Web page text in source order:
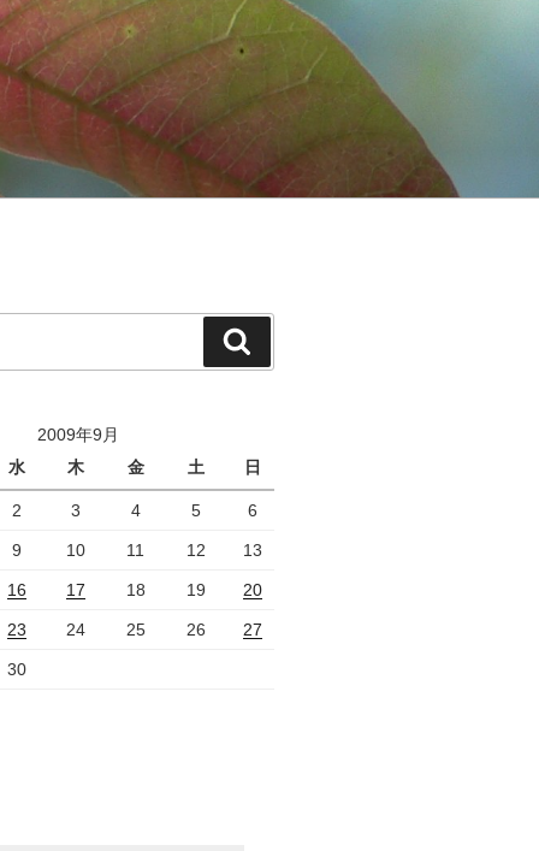
索
2009年9月
水
木 金 土 日
2 3 4 5 6
9 10 11 12 13
16 17 18 19 20
23 24 25 26 27
30